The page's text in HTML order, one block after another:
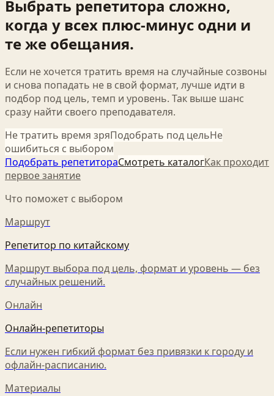
Выбрать репетитора сложно,
когда у всех плюс-минус одни и
те же обещания.
Если не хочется тратить время на случайные созвоны
и снова попадать не в свой формат, лучше идти в
подбор под цель, темп и уровень. Так выше шанс
сразу найти своего преподавателя.
Не тратить время зряПодобрать под цельНе
ошибиться с выбором
Подобрать репетитораСмотреть каталогКак проходит
первое занятие
Что поможет с выбором
Маршрут
Репетитор по китайскому
Маршрут выбора под цель, формат и уровень — без
случайных решений.
Онлайн
Онлайн-репетиторы
Если нужен гибкий формат без привязки к городу и
офлайн-расписанию.
Материалы